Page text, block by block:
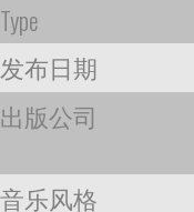
Type
发布日期
出版公司
音乐风格